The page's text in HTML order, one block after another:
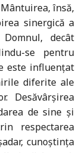
însă,
sinergică a
decât
se pentru
este influenţat
diferite ale
Desăvârşirea
de sine şi
respectarea
cunoştinţa